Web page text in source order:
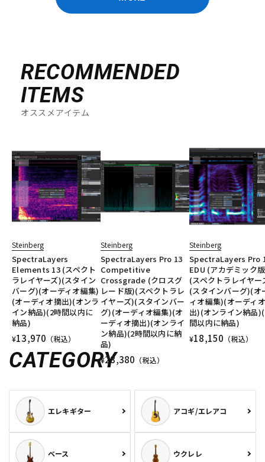
RECOMMENDED
ITEMS
オススメアイテム
Steinberg
SpectraLayers
Elements 13 (スペクト
ラレイヤーズ)(スタイン
バーグ)(オーディオ編集)
(オーディオ摘出)(オンラ
イン納品)(2時間以内に
納品)
¥13,970 （税込）
Steinberg
SpectraLayers Pro 13
Competitive
Crossgrade (クロスグ
レード版)(スペクトラレ
イヤーズ)(スタインバー
グ)(オーディオ編集)(オ
ーディオ摘出)(オンライ
ン納品)(2時間以内に納
品)
¥28,380 （税込）
Steinberg
SpectraLayers Pro
EDU (アカデミック
(スペクトラレイヤー
(スタインバーグ)(オ
ィオ編集)(オーディ
出)(オンライン納品
間以内に納品)
¥18,150 （税込）
CATEGORY
エレキギター アコギ/エレアコ
ベース ウクレレ